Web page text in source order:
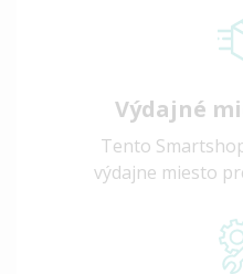
Výdajné
Tento
výdajne miesto